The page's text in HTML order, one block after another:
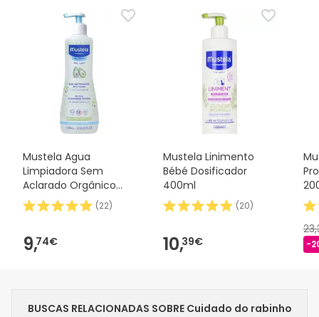
Mustela Agua
Limpiadora Sem
Aclarado Orgânico
500ml
(22)
9,74€
Mustela Linimento
Bébé Dosificador
400ml
(20)
10,39€ -
BUSCAS RELACIONADAS SOBRE Cuidado do rabinho